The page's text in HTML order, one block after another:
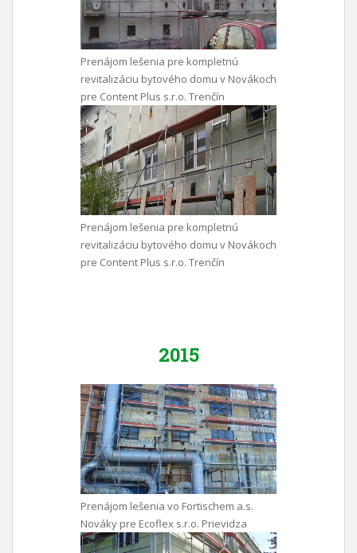
Prenájom lešenia pre kompletnú
revitalizáciu bytového domu v Novákoch
pre Content Plus s.r.o. Trenčín
Prenájom lešenia pre kompletnú
revitalizáciu bytového domu v Novákoch
pre Content Plus s.r.o. Trenčín
2015
Prenájom lešenia vo Fortischem a.s.
Nováky pre Ecoflex s.r.o. Prievidza